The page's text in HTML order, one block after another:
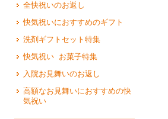
全快祝いのお返し
快気祝いにおすすめのギフト
洗剤ギフトセット特集
快気祝い お菓子特集
入院お見舞いのお返し
高額なお見舞いにおすすめの快
気祝い